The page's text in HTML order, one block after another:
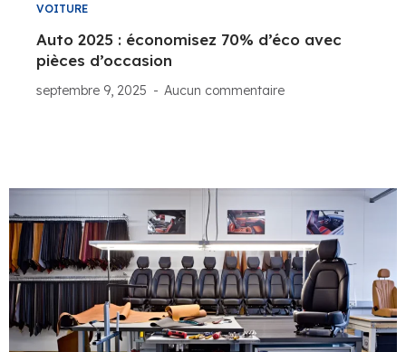
VOITURE
Auto 2025 : économisez 70% d’éco avec
pièces d’occasion
septembre 9, 2025 Aucun commentaire